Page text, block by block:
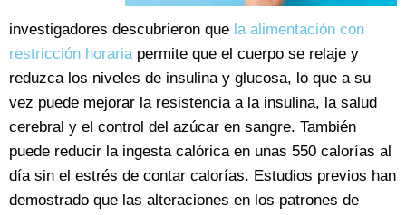
investigadores descubrieron que la alimentación con
restricción horariapermite que el cuerpo se relaje y
reduzca los niveles de insulina y glucosa, lo que a su
vez puede mejorar la resistencia a la insulina, la salud
cerebral y el control del azúcar en sangre. También
puede reducir la ingesta calórica en unas 550 calorías al
día sin el estrés de contar calorías. Estudios previos han
demostrado que las alteraciones en los patrones de